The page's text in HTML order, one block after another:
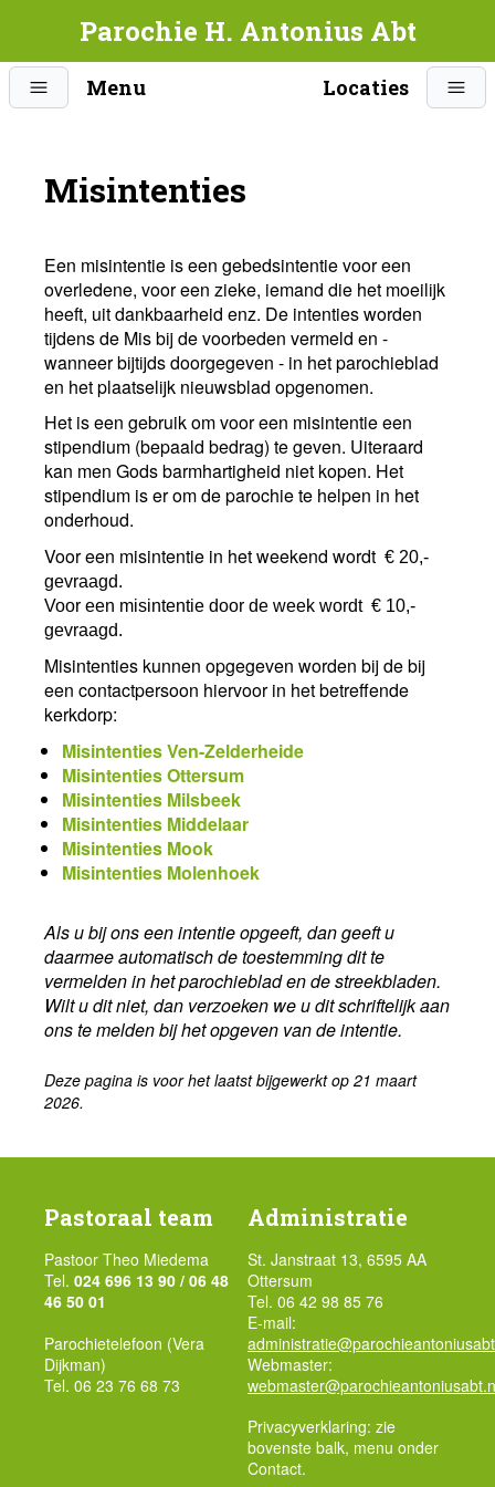
Parochie H. Antonius Abt
Menu Locaties
Misintenties
Een misintentie is een gebedsintentie voor een
overledene, voor een zieke, iemand die het moeilijk
heeft, uit dankbaarheid enz. De intenties worden
tijdens de Mis bij de voorbeden vermeld en -
wanneer bijtijds doorgegeven - in het parochieblad
en het plaatselijk nieuwsblad opgenomen.
Het is een gebruik om voor een misintentie een
stipendium (bepaald bedrag) te geven. Uiteraard
kan men Gods barmhartigheid niet kopen. Het
stipendium is er om de parochie te helpen in het
onderhoud.
Voor een misintentie in het weekend wordt € 20,-
gevraagd.
Voor een misintentie door de week wordt € 10,-
gevraagd.
Misintenties kunnen opgegeven worden bij de bij
een contactpersoon hiervoor in het betreffende
kerkdorp:
Misintenties Ven-Zelderheide
Misintenties Ottersum
Misintenties Milsbeek
Misintenties Middelaar
Misintenties Mook
Misintenties Molenhoek
Als u bij ons een intentie opgeeft, dan geeft u
daarmee automatisch de toestemming dit te
vermelden in het parochieblad en de streekbladen.
Wilt u dit niet, dan verzoeken we u dit schriftelijk aan
ons te melden bij het opgeven van de intentie.
Deze pagina is voor het laatst bijgewerkt op 21 maart
2026.
Pastoraal team
Pastoor Theo Miedema
Tel. 024 696 13 90 / 06 48
46 50 01
Parochietelefoon (Vera
Dijkman)
Tel. 06 23 76 68 73
Administratie
St. Janstraat 13, 6595 AA
Ottersum
Tel. 06 42 98 85 76
E-mail:
Webmaster:
Privacyverklaring: zie
bovenste balk, menu onder
Contact.